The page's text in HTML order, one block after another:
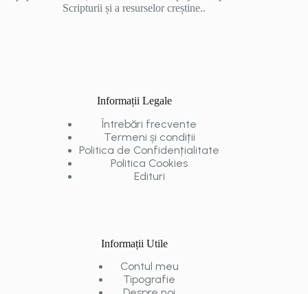
Scripturii și a resurselor creștine..
Informații Legale
Întrebări frecvente
Termeni și condiții
Politica de Confidențialitate
Politica Cookies
Edituri
Informații Utile
Contul meu
Tipografie